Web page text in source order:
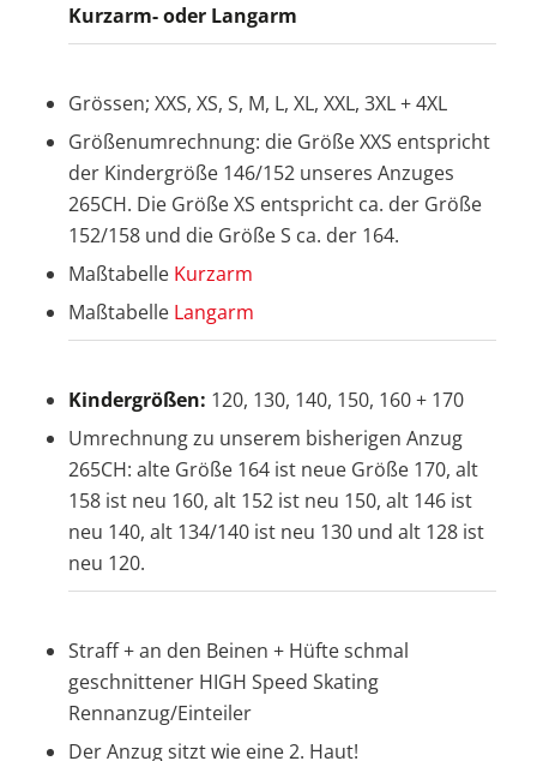
Kurzarm- oder Langarm
Grössen; XXS, XS, S, M, L, XL, XXL, 3XL + 4XL
Größenumrechnung: die Größe XXS entspricht
der Kindergröße 146/152 unseres Anzuges
265CH. Die Größe XS entspricht ca. der Größe
152/158 und die Größe S ca. der 164.
Maßtabelle Kurzarm
Maßtabelle Langarm
Kindergrößen: 120, 130, 140, 150, 160 + 170
Umrechnung zu unserem bisherigen Anzug
265CH: alte Größe 164 ist neue Größe 170, alt
158 ist neu 160, alt 152 ist neu 150, alt 146 ist
neu 140, alt 134/140 ist neu 130 und alt 128 ist
neu 120.
Straff + an den Beinen + Hüfte schmal
geschnittener HIGH Speed Skating
Rennanzug/Einteiler
Der Anzug sitzt wie eine 2. Haut!